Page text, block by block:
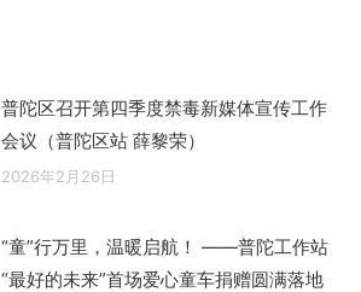
普陀区召开第四季度禁毒新媒体宣传工作
会议（普陀区站 薛黎荣）
2026年2月26日
“童”行万里，温暖启航！ ——普陀工作站
“最好的未来”首场爱心童车捐赠圆满落地